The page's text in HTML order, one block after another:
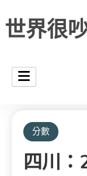
世界很
分數
四川